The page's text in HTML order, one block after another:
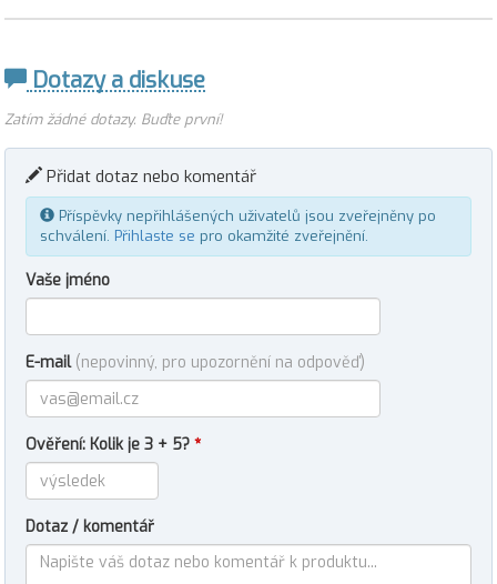
Dotazy a diskuse
Zatím žádné dotazy. Buďte první!
Přidat dotaz nebo komentář
Příspěvky nepřihlášených uživatelů jsou zveřejněny po
schválení. Přihlaste se pro okamžité zveřejnění.
Vaše jméno
E-mail (nepovinný, pro upozornění na odpověď)
Ověření: Kolik je 3 + 5? *
Dotaz / komentář